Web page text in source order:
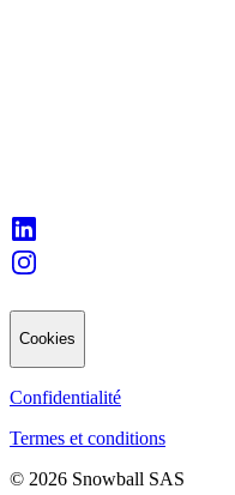
Cookies
Confidentialité
Termes et conditions
© 2026 Snowball SAS